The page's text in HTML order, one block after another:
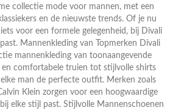
collectie mode voor mannen, met een
en de nieuwste trends. Of je nu
voor een formele gelegenheid, bij Divali
Mannenkleding van Topmerken Divali
mannenkleding van toonaangevende
en comfortabele truien tot stijlvolle shirts
man de perfecte outfit. Merken zoals
Klein zorgen voor een hoogwaardige
elke stijl past. Stijlvolle Mannenschoenen